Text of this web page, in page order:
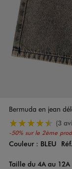
Bermuda en jean
-50% sur le 2ème
4.5/5 de moyenne
(3
Couleur
Couleur : BLEU
Taille du 4A au 12A